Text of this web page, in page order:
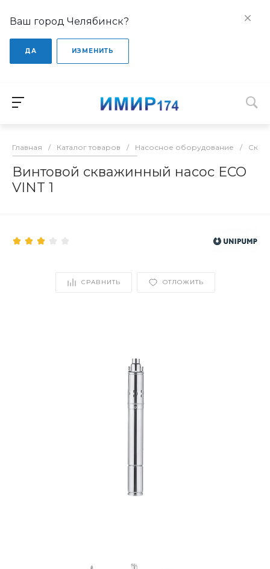
Ваш город Челябинск?
ДА ИЗМЕНИТЬ
Главная / Каталог товаров / Насосное оборудование /
Винтовой скважинный насос ECO
VINT 1
СРАВНИТЬ ОТЛОЖИТЬ